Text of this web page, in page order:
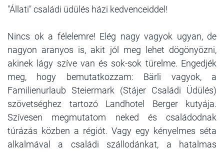
"Állati" családi üdülés házi kedvenceiddel!
Nincs ok a félelemre! Elég nagy vagyok ugyan, de
nagyon aranyos is, akit jól meg lehet dögönyözni,
akinek lágy szíve van és sok-sok türelme. Engedjék
meg, hogy bemutatkozzam: Bärli vagyok, a
Familienurlaub Steiermark (Stájer Családi Üdülés)
szövetséghez tartozó Landhotel Berger kutyája.
Szívesen megmutatom neked és családodnak
túrázás közben a régiót. Vagy egy kényelmes séta
alkalmával a családi szállodánkat, a hatalmas